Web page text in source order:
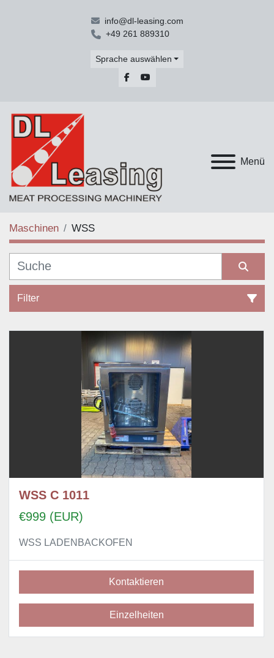
info@dl-leasing.com
+49 261 889310
Sprache auswählen
facebookyoutube
Menü
Maschinen WSS
Filter
Alle Kategorien
Sortieren nach
WSS C 1011
€999 (EUR)
WSS LADENBACKOFEN
Kontaktieren
Einzelheiten